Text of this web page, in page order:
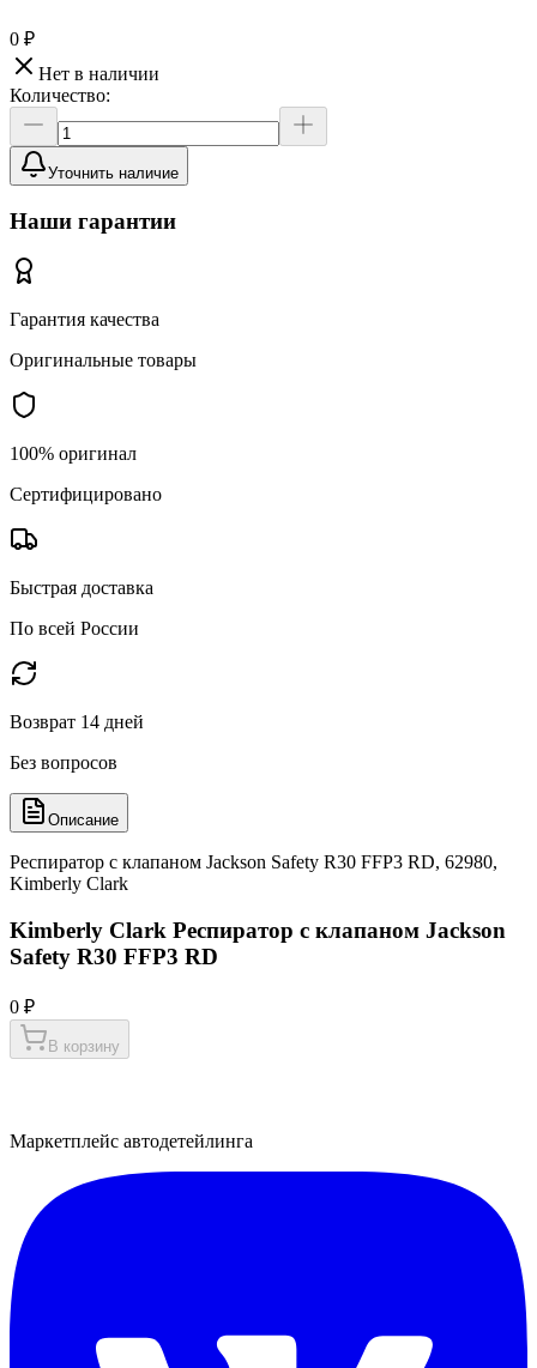
0 ₽
Нет в наличии
Количество:
Уточнить наличие
Наши гарантии
Гарантия качества
Оригинальные товары
100% оригинал
Сертифицировано
Быстрая доставка
По всей России
Возврат 14 дней
Без вопросов
Описание
Респиратор с клапаном Jackson Safety R30 FFP3 RD, 62980,
Kimberly Clark
Kimberly Clark Респиратор с клапаном Jackson
Safety R30 FFP3 RD
0 ₽
В корзину
Маркетплейс автодетейлинга